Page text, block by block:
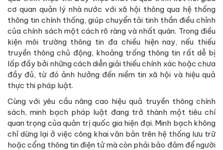
cơ quan quản lý nhà nước với xã hội thông qua hệ thống
thông tin chính thống, giúp chuyển tải tinh thần điều chỉnh
của chính sách một cách rõ ràng và nhất quán. Trong điều
kiện môi trường thông tin đa chiều hiện nay, nếu thiếu
truyền thông chủ động, khoảng trống thông tin rất dễ bị
lấp đầy bởi những cách diễn giải thiếu chính xác hoặc chưa
đầy đủ, từ đó ảnh hưởng đến niềm tin xã hội và hiệu quả
thực thi pháp luật.
Cùng với yêu cầu nâng cao hiệu quả truyền thông chính
sách, minh bạch pháp luật đang trở thành một tiêu chí
quan trọng của quản trị quốc gia hiện đại. Minh bạch không
chỉ dừng lại ở việc công khai văn bản trên hệ thống lưu trữ
hoặc cổng thông tin điện tử mà còn phải bảo đảm để người